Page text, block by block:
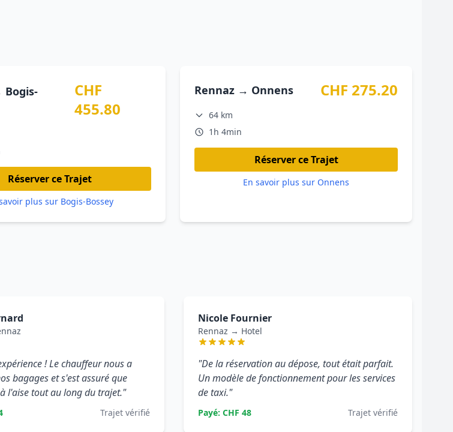
Bogis-
CHF
455.80
Réserver ce Trajet
plus sur Bogis-Bossey
Rennaz → Onnens CHF 275.20
64 km
1h 4min
Réserver ce Trajet
En savoir plus sur Onnens
! Le chauffeur nous a
bagages et s'est assuré que
l'aise tout au long du trajet."
Trajet vérifié
Nicole Fournier
Rennaz → Hotel
"De la réservation au dépose, tout était parfait.
Un modèle de fonctionnement pour les services
de taxi."
Payé: CHF 48 Trajet vérifié